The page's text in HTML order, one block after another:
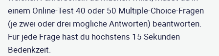
einem Online-Test 40 oder 50 Multiple-Choice-Fragen
(je zwei oder drei mögliche Antworten) beantworten.
Für jede Frage hast du höchstens 15 Sekunden
Bedenkzeit.